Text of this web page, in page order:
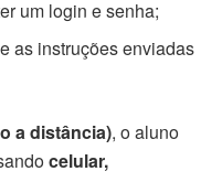
um login e senha;
as instruções enviadas
a distância), o aluno
celular,